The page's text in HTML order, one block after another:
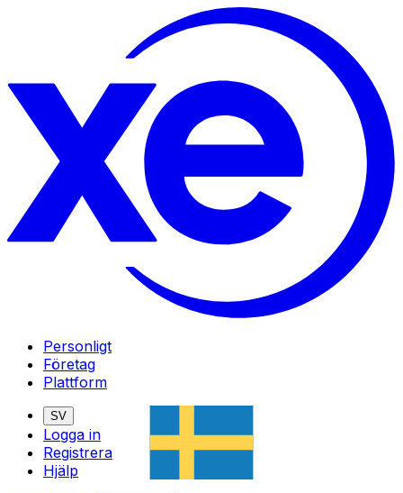
Personligt
Företag
Plattform
SV
Logga in
Registrera
Hjälp